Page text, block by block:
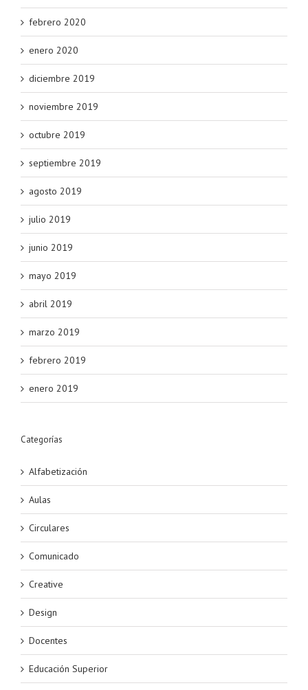
febrero 2020
enero 2020
diciembre 2019
noviembre 2019
octubre 2019
septiembre 2019
agosto 2019
julio 2019
junio 2019
mayo 2019
abril 2019
marzo 2019
febrero 2019
enero 2019
Categorías
Alfabetización
Aulas
Circulares
Comunicado
Creative
Design
Docentes
Educación Superior